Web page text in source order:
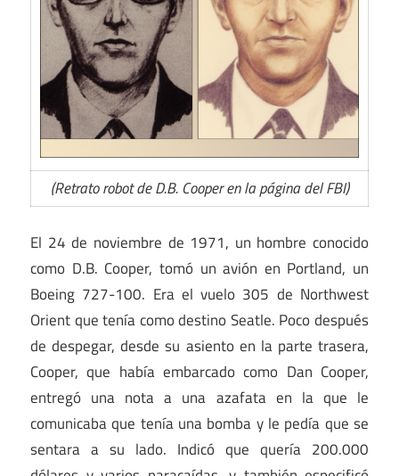
(Retrato robot de D.B. Cooper en la página del FBI)
El 24 de noviembre de 1971, un hombre conocido
como D.B. Cooper, tomó un avión en Portland, un
Boeing 727-100. Era el vuelo 305 de Northwest
Orient que tenía como destino Seatle. Poco después
de despegar, desde su asiento en la parte trasera,
Cooper, que había embarcado como Dan Cooper,
entregó una nota a una azafata en la que le
comunicaba que tenía una bomba y le pedía que se
sentara a su lado. Indicó que quería 200.000